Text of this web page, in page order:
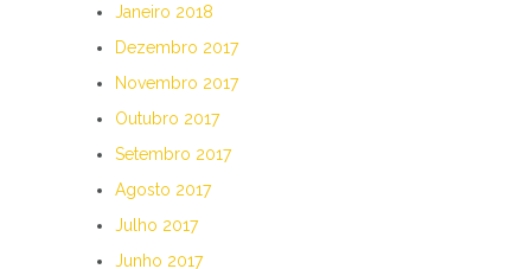
Janeiro 2018
Dezembro 2017
Novembro 2017
Outubro 2017
Setembro 2017
Agosto 2017
Julho 2017
Junho 2017